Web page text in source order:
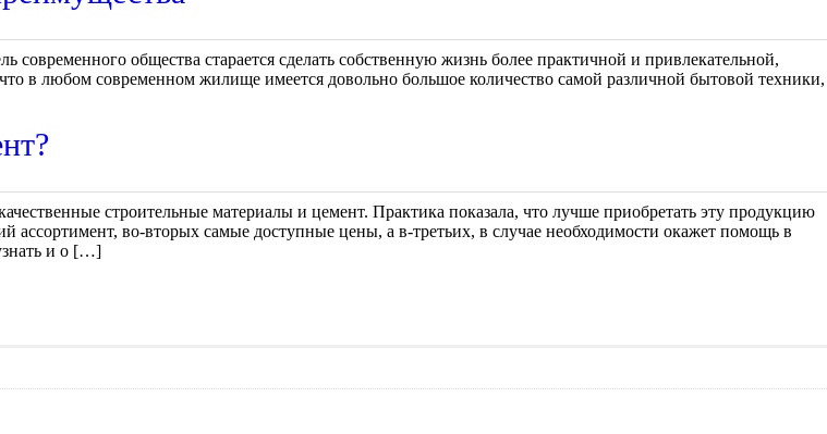
общества старается сделать собственную жизнь более практичной и привлекательной,
в любом современном жилище имеется довольно большое количество самой различной бытовой техники,
строительные материалы и цемент. Практика показала, что лучше приобретать эту продукцию
во-вторых самые доступные цены, а в-третьих, в случае необходимости окажет помощь в
и о […]